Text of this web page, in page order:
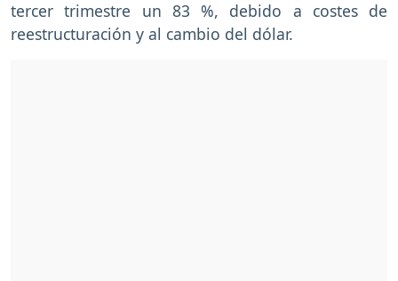
tercer trimestre un 83 %, debido a costes de
reestructuración y al cambio del dólar.